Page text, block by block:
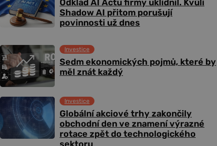
Odklad AI Actu firmy uklidnil. Kvůli
Shadow AI přitom porušují
povinnosti už dnes
Sedm ekonomických pojmů, které by
měl znát každý
Investice
Globální akciové trhy zakončily
obchodní den ve znamení výrazné
rotace zpět do technologického
Investice